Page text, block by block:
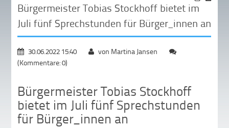
Bürgermeister Tobias Stockhoff bietet im
Juli fünf Sprechstunden für Bürger_innen an
30.06.2022 15:40
von Martina Jansen
(Kommentare: 0)
Bürgermeister Tobias Stockhoff
bietet im Juli fünf Sprechstunden
für Bürger_innen an